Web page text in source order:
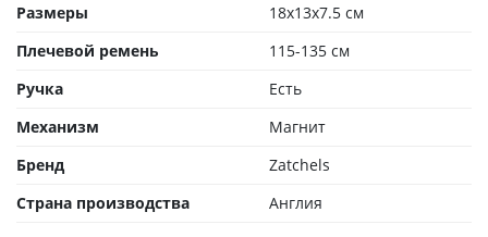
Размеры
18x13x7.5 см
Плечевой ремень
115-135 см
Ручка
Есть
Механизм
Магнит
Бренд
Zatchels
Страна производства
Англия